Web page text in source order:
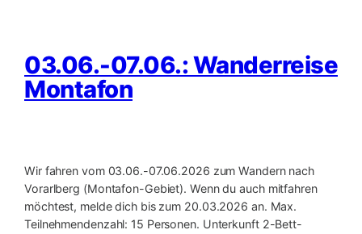
03.06.-07.06.: Wanderreise
Montafon
Wir fahren vom 03.06.-07.06.2026 zum Wandern nach
Vorarlberg (Montafon-Gebiet). Wenn du auch mitfahren
möchtest, melde dich bis zum 20.03.2026 an. Max.
Teilnehmendenzahl: 15 Personen. Unterkunft 2-Bett-